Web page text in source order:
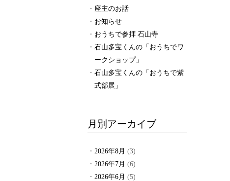
座主のお話
お知らせ
おうちで参拝 石山寺
石山多宝くんの「おうちでワ
ークショップ」
石山多宝くんの「おうちで紫
式部展」
月別アーカイブ
2026年8月 (3)
2026年7月 (6)
2026年6月 (5)